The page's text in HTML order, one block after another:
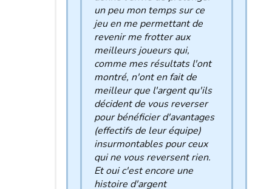
un peu mon temps sur ce
jeu en me permettant de
revenir me frotter aux
meilleurs joueurs qui,
comme mes résultats l'ont
montré, n'ont en fait de
meilleur que l'argent qu'ils
décident de vous reverser
pour bénéficier d'avantages
(effectifs de leur équipe)
insurmontables pour ceux
qui ne vous reversent rien.
Et oui c'est encore une
histoire d'argent